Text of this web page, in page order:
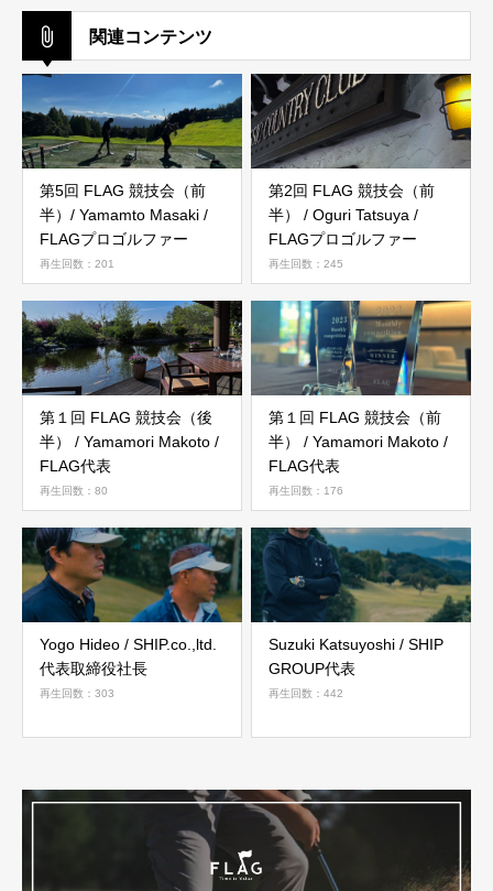
関連コンテンツ
第5回 FLAG 競技会（前
半）/ Yamamto Masaki /
FLAGプロゴルファー
再生回数：201
第2回 FLAG 競技会（前
半） / Oguri Tatsuya /
FLAGプロゴルファー
再生回数：245
第１回 FLAG 競技会（後
半） / Yamamori Makoto /
FLAG代表
再生回数：80
第１回 FLAG 競技会（前
半） / Yamamori Makoto /
FLAG代表
再生回数：176
Yogo Hideo / SHIP.co.,ltd.
代表取締役社長
再生回数：303
Suzuki Katsuyoshi / SHIP
GROUP代表
再生回数：442